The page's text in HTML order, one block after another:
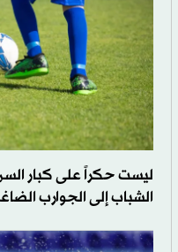
ليست حكراً على كبار
الشباب إلى الجوارب